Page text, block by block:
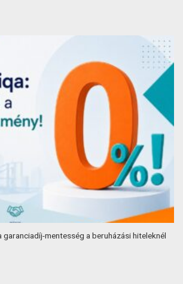
garanciadíj-mentesség a beruházási hiteleknél